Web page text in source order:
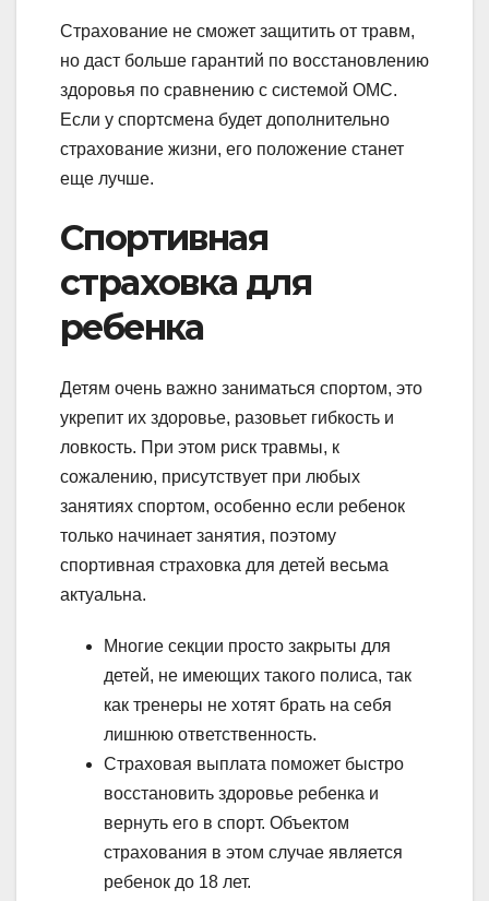
Страхование не сможет защитить от травм,
но даст больше гарантий по восстановлению
здоровья по сравнению с системой ОМС.
Если у спортсмена будет дополнительно
страхование жизни, его положение станет
еще лучше.
Спортивная
страховка для
ребенка
Детям очень важно заниматься спортом, это
укрепит их здоровье, разовьет гибкость и
ловкость. При этом риск травмы, к
сожалению, присутствует при любых
занятиях спортом, особенно если ребенок
только начинает занятия, поэтому
спортивная страховка для детей весьма
актуальна.
Многие секции просто закрыты для
детей, не имеющих такого полиса, так
как тренеры не хотят брать на себя
лишнюю ответственность.
Страховая выплата поможет быстро
восстановить здоровье ребенка и
вернуть его в спорт. Объектом
страхования в этом случае является
ребенок до 18 лет.